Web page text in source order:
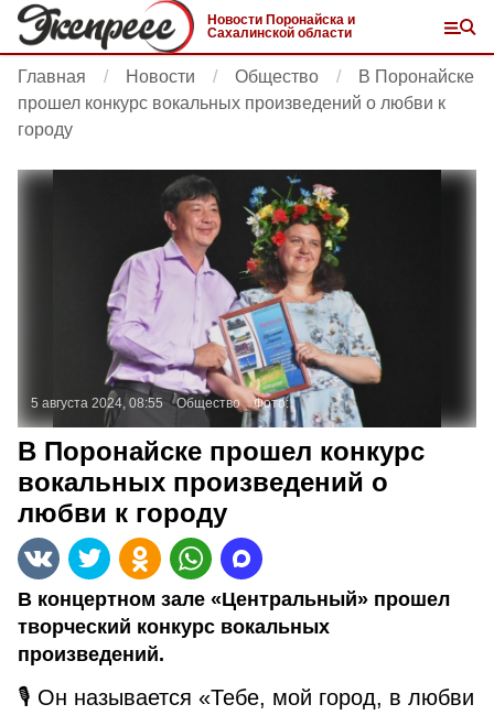
Новости Поронайска и
Сахалинской области
Главная Новости Общество
В Поронайске
прошел конкурс вокальных произведений о любви к
городу
5 августа 2024, 08:55 Общество Фото:
В Поронайске прошел конкурс
вокальных произведений о
любви к городу
В концертном зале «Центральный» прошел
творческий конкурс вокальных
произведений.
🎙 Он называется «Тебе, мой город, в любви